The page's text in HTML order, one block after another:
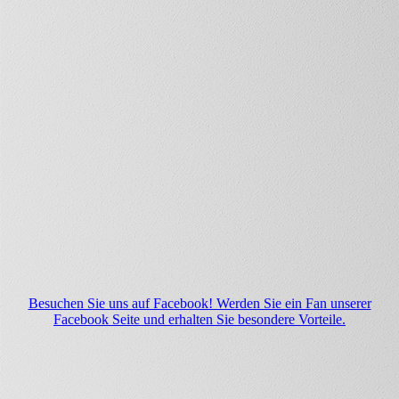
Besuchen Sie uns auf Facebook! Werden Sie ein Fan unserer
Facebook Seite und erhalten Sie besondere Vorteile.